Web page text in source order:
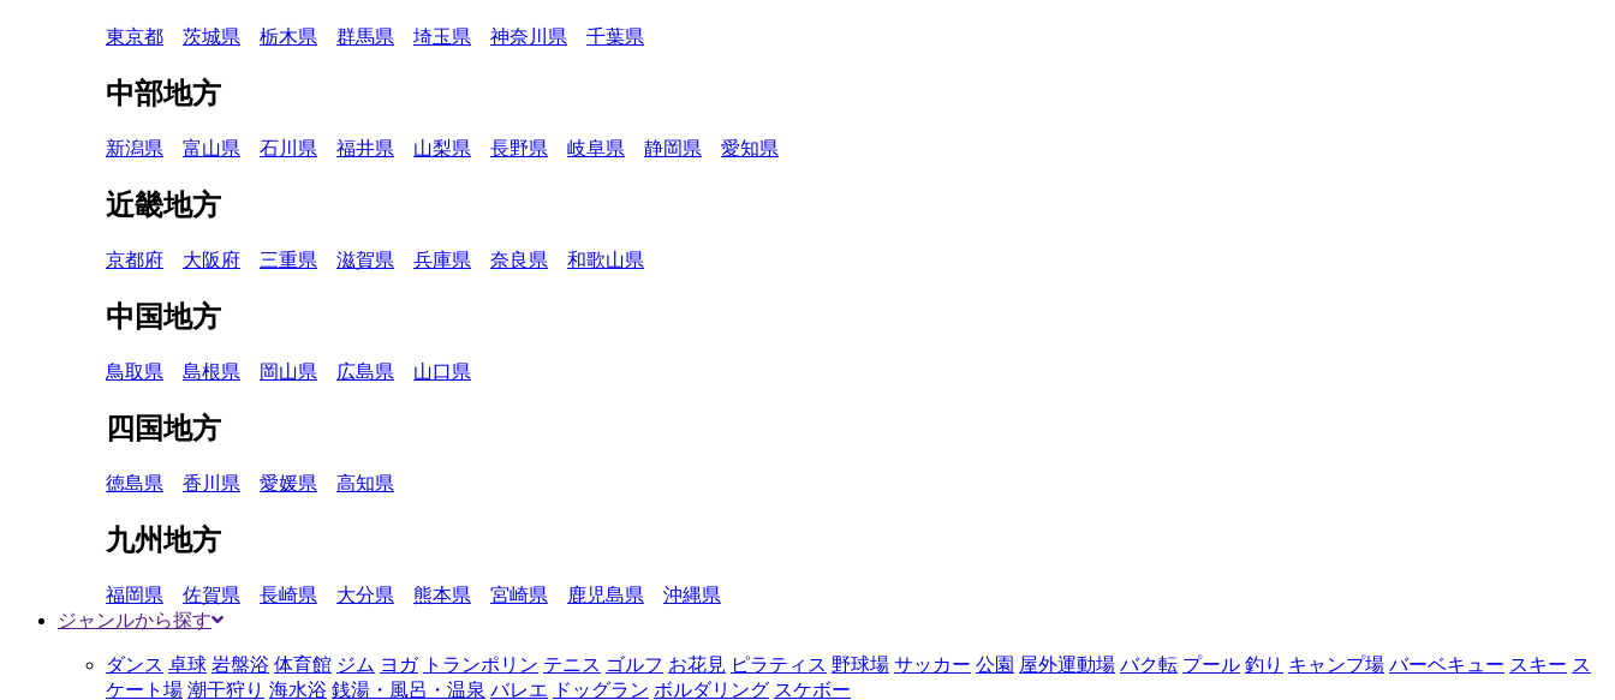
東京都 茨城県 栃木県 群馬県 埼玉県 神奈川県 千葉県
中部地方
新潟県 富山県 石川県 福井県 山梨県 長野県 岐阜県 静岡県 愛知県
近畿地方
京都府 大阪府 三重県 滋賀県 兵庫県 奈良県 和歌山県
中国地方
鳥取県 島根県 岡山県 広島県 山口県
四国地方
徳島県 香川県 愛媛県 高知県
九州地方
福岡県 佐賀県 長崎県 大分県 熊本県 宮崎県 鹿児島県
沖縄県
ジャンルから探す
ダンス 卓球 岩盤浴 体育館 ジム ヨガ トランポリン テニス ゴルフ お花見 ピラティス 野球場 サッカー 公園 屋外運動場 バク転 プール 釣り キャンプ場 バーベキュー スキー ス
ケート場 潮干狩り 海水浴 銭湯・風呂・温泉 バレエ ドッグラン ボルダリング スケボー